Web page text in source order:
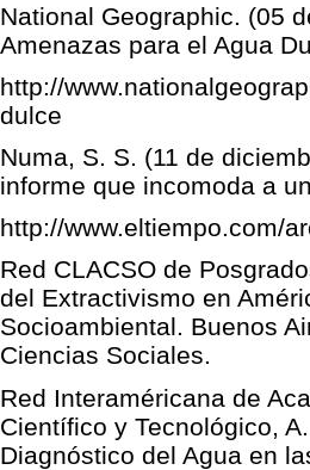
National Geographic. (05
Amenazas para el Agua
http://
dulce
Numa, S. S. (11 de
informe que incomoda a
http://www.eltiempo.com/
Red CLACSO de
del Extractivismo en
Socioambiental. Buenos
Ciencias Sociales.
Red Interaméricana de
Científico y Tecnológico,
Diagnóstico del Agua en